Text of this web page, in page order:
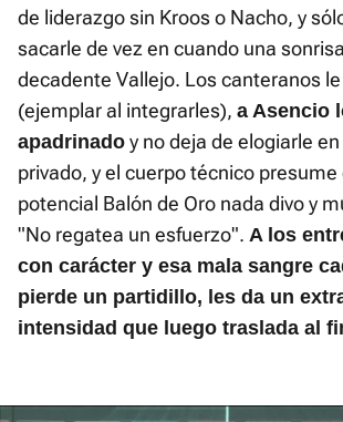
de liderazgo sin Kroos o Nacho, y
sacarle de vez en cuando una
decadente Vallejo. Los canteranos
(ejemplar al integrarles), a Asencio
apadrinado y no deja de elogiarle
privado, y el cuerpo técnico presume
potencial Balón de Oro nada divo y
"No regatea un esfuerzo". A los
con carácter y esa mala sangre
pierde un partidillo, les da un
intensidad que luego traslada al